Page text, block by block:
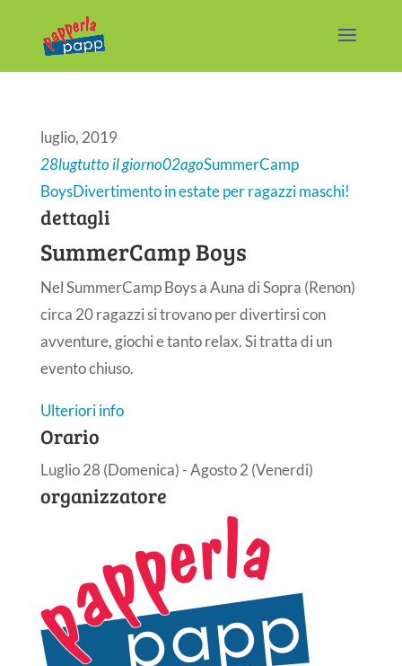
luglio, 2019
28lugtutto il giorno02agoSummerCamp
BoysDivertimento in estate per ragazzi maschi!
dettagli
SummerCamp Boys
Nel SummerCamp Boys a Auna di Sopra (Renon)
circa 20 ragazzi si trovano per divertirsi con
avventure, giochi e tanto relax. Si tratta di un
evento chiuso.
Ulteriori info
Orario
Luglio 28 (Domenica) - Agosto 2 (Venerdi)
organizzatore